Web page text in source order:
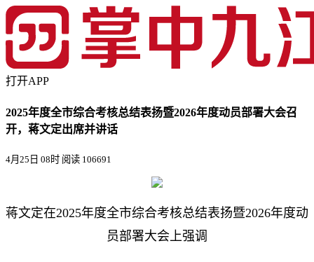
打开APP
2025年度全市综合考核总结表扬暨2026年度动员部署大会召
开，蒋文定出席并讲话
4月25日 08时 阅读 106691
蒋文定在2025年度全市综合考核总结表扬暨2026年度动
员部署大会上强调